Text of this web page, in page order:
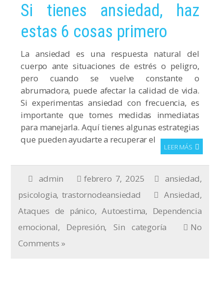
Si tienes ansiedad, haz
estas 6 cosas primero
La ansiedad es una respuesta natural del
cuerpo ante situaciones de estrés o peligro,
pero cuando se vuelve constante o
abrumadora, puede afectar la calidad de vida.
Si experimentas ansiedad con frecuencia, es
importante que tomes medidas inmediatas
para manejarla. Aquí tienes algunas estrategias
que pueden ayudarte a recuperar el
LEER MÁS
admin febrero 7, 2025 ansiedad,
psicologia, trastornodeansiedad Ansiedad,
Ataques de pánico,Autoestima, Dependencia
emocional, Depresión, Sin categoría
No
Comments »